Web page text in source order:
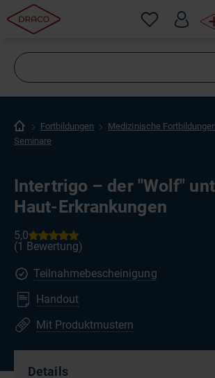
Fortbildungen
Medizinische
Seminare
Intertrigo – der "Wolf"
Haut-Erkrankungen
Teilnahmebescheinigung
Handout
Mit Produktmustern
Details